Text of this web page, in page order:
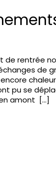
de rentrée
de
pu se
amont […]